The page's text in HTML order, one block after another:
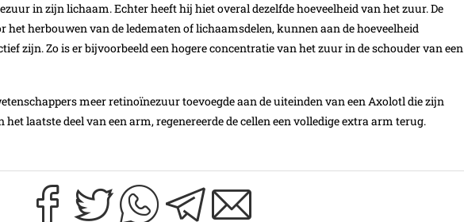
in zijn lichaam. Echter heeft hij hiet overal dezelfde hoeveelheid van het zuur. De
herbouwen van de ledematen of lichaamsdelen, kunnen aan de hoeveelheid
zijn. Zo is er bijvoorbeeld een hogere concentratie van het zuur in de schouder van een
meer retinoïnezuur toevoegde aan de uiteinden van een Axolotl die zijn
laatste deel van een arm, regenereerde de cellen een volledige extra arm terug.